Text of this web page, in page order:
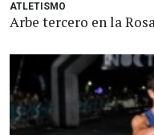
ATLETISMO
Arbe tercero en la